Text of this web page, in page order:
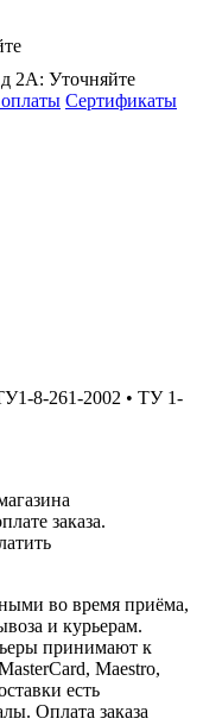
2А: Уточняйте
Сертификаты
8-261-2002 • ТУ 1-
заказа.
во время приёма,
и курьерам.
принимают к
Maestro,
есть
Оплата заказа